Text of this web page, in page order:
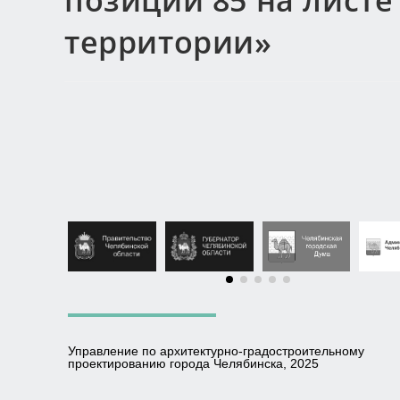
территории»
Управление по архитектурно-градостроительному
проектированию города Челябинска, 2025